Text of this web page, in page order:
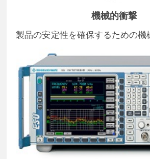
機械的衝撃
製品の安定性を確保するための機